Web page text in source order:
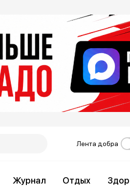
Лента добра
Журнал Отдых